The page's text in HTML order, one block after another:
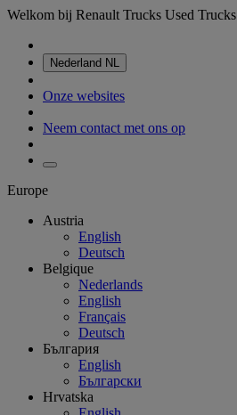
Welkom bij Renault Trucks Used Trucks
Nederland NL
Onze websites
Neem contact met ons op
Europe
Austria
English
Deutsch
Belgique
Nederlands
English
Français
Deutsch
България
English
Български
Hrvatska